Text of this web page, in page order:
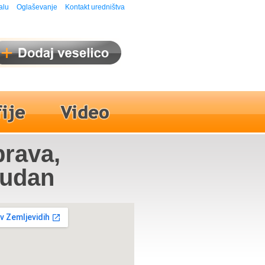
Oglaševanje Kontakt uredništva